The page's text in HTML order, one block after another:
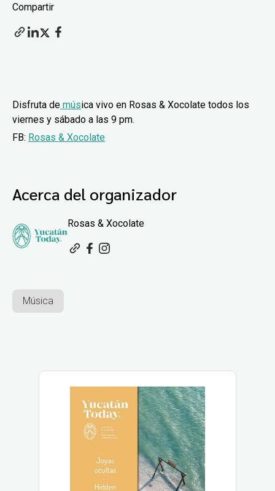
Compartir
Disfruta de música vivo en Rosas & Xocolate todos los
viernes y sábado a las 9 pm.
FB: Rosas & Xocolate
Acerca del organizador
Rosas & Xocolate
Música